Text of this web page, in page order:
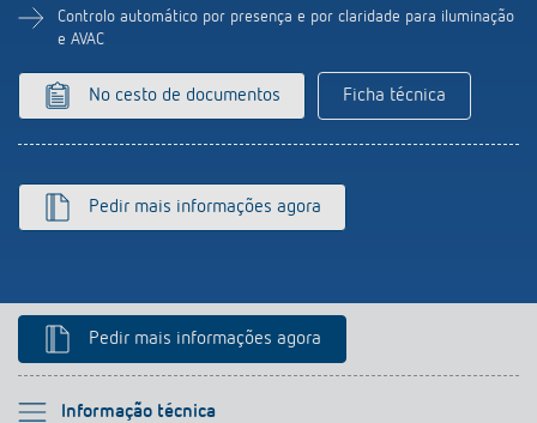
Controlo automático por presença e por claridade para iluminação
e AVAC
No cesto de documentos Ficha técnica
Pedir mais informações agora
Pedir mais informações agora
Informação técnica
Por favor selecione